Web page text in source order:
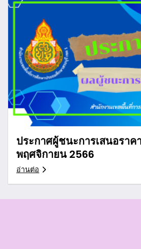
ประกาศผู้ชนะการเสนอราค
พฤศจิกายน 2566
อ่านต่อ